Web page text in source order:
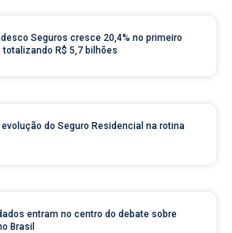
Seguros cresce 20,4% no primeiro
R$ 5,7 bilhões
do Seguro Residencial na rotina
entram no centro do debate sobre
Brasil